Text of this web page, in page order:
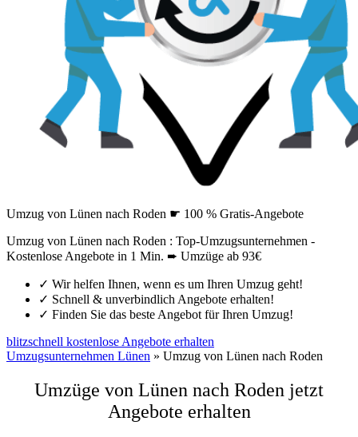
Umzug von Lünen nach Roden ☛ 100 % Gratis-Angebote
Umzug von Lünen nach Roden : Top-Umzugsunternehmen -
Kostenlose Angebote in 1 Min. ➨ Umzüge ab 93€
✓ Wir helfen Ihnen, wenn es um Ihren Umzug geht!
✓ Schnell & unverbindlich Angebote erhalten!
✓ Finden Sie das beste Angebot für Ihren Umzug!
blitzschnell kostenlose Angebote erhalten
Umzugsunternehmen Lünen » Umzug von Lünen nach Roden
Umzüge von Lünen nach Roden jetzt
Angebote erhalten